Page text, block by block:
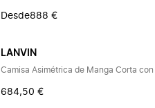
Desde888 €
LANVIN
Camisa Asimétrica de Manga Corta con
684,50 €